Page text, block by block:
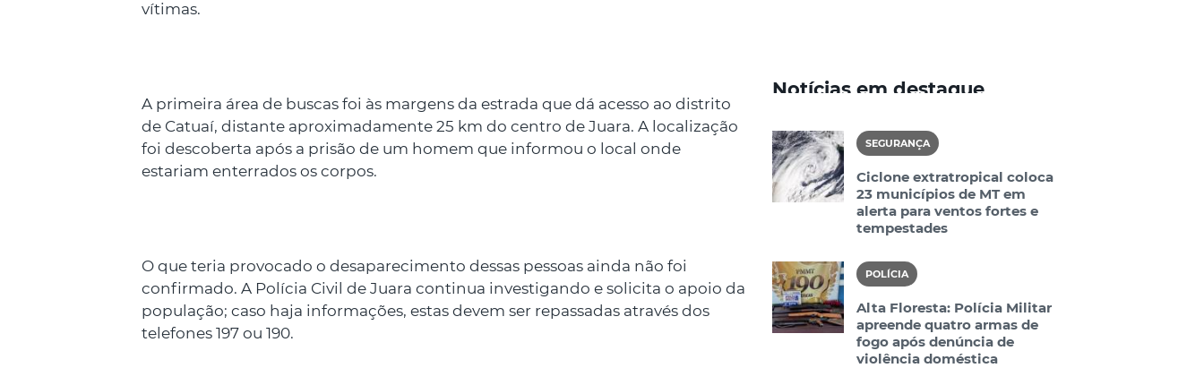
vítimas.
A primeira área de buscas foi às margens da estrada que dá acesso ao distrito
de Catuaí, distante aproximadamente 25 km do centro de Juara. A localização
foi descoberta após a prisão de um homem que informou o local onde
estariam enterrados os corpos.
O que teria provocado o desaparecimento dessas pessoas ainda não foi
confirmado. A Polícia Civil de Juara continua investigando e solicita o apoio da
população; caso haja informações, estas devem ser repassadas através dos
telefones 197 ou 190.
SEGURANÇA
Ciclone extratropical coloca
23 municípios de MT em
alerta para ventos fortes e
tempestades
POLÍCIA
Alta Floresta: Polícia Militar
apreende quatro armas de
fogo após denúncia de
violência doméstica
Notícias em destaque